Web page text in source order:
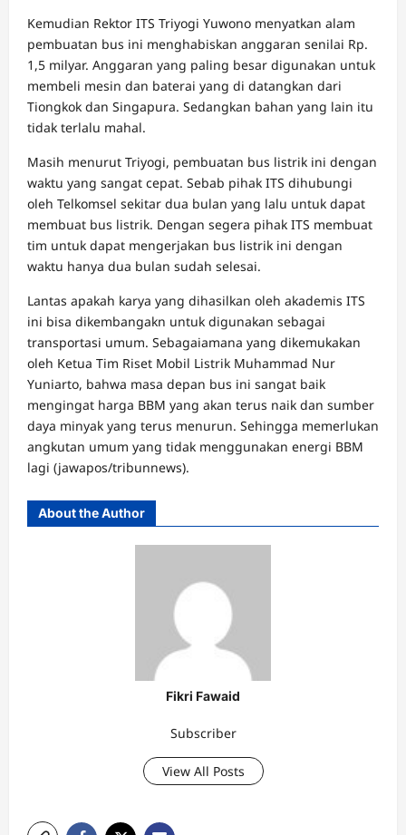
Kemudian Rektor ITS Triyogi Yuwono menyatkan alam
pembuatan bus ini menghabiskan anggaran senilai Rp.
1,5 milyar. Anggaran yang paling besar digunakan untuk
membeli mesin dan baterai yang di datangkan dari
Tiongkok dan Singapura. Sedangkan bahan yang lain itu
tidak terlalu mahal.
Masih menurut Triyogi, pembuatan bus listrik ini dengan
waktu yang sangat cepat. Sebab pihak ITS dihubungi
oleh Telkomsel sekitar dua bulan yang lalu untuk dapat
membuat bus listrik. Dengan segera pihak ITS membuat
tim untuk dapat mengerjakan bus listrik ini dengan
waktu hanya dua bulan sudah selesai.
Lantas apakah karya yang dihasilkan oleh akademis ITS
ini bisa dikembangakn untuk digunakan sebagai
transportasi umum. Sebagaiamana yang dikemukakan
oleh Ketua Tim Riset Mobil Listrik Muhammad Nur
Yuniarto, bahwa masa depan bus ini sangat baik
mengingat harga BBM yang akan terus naik dan sumber
daya minyak yang terus menurun. Sehingga memerlukan
angkutan umum yang tidak menggunakan energi BBM
lagi (jawapos/tribunnews).
About the Author
Fikri Fawaid
Subscriber
View All Posts